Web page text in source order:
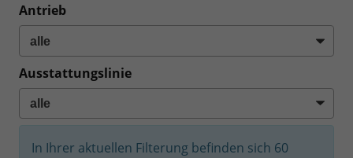
Antrieb
Ausstattungslinie
In Ihrer aktuellen Filterung befinden sich 60